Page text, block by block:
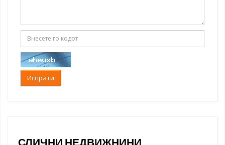
Испрати
СЛИЧНИ НЕДВИЖНИНИ